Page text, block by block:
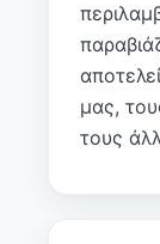
μας,
τους